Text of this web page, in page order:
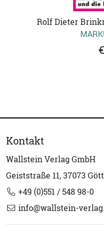
Rolf Dieter
Kontakt
Wallstein Verlag GmbH
Geiststraße 11, 37073
+49 (0)551 / 548 98-0
info@wallstein-